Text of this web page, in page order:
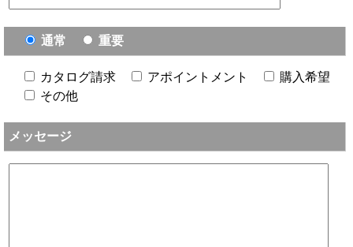
通常 重要
カタログ請求 アポイントメント
購入希望
その他
メッセージ